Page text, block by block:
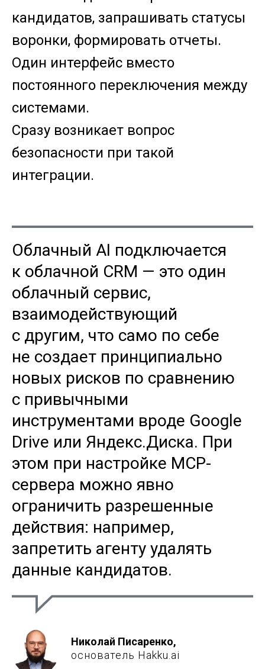
кандидатов, запрашивать статусы
воронки, формировать отчеты.
Один интерфейс вместо
постоянного переключения между
системами.
Сразу возникает вопрос
безопасности при такой
интеграции.
Облачный AI подключается
к облачной CRM — это один
облачный сервис,
взаимодействующий
с другим, что само по себе
не создает принципиально
новых рисков по сравнению
с привычными
инструментами вроде Google
Drive или Яндекс.Диска. При
этом при настройке MCP-
сервера можно явно
ограничить разрешенные
действия: например,
запретить агенту удалять
данные кандидатов.
Николай Писаренко,
основатель Hakku.ai